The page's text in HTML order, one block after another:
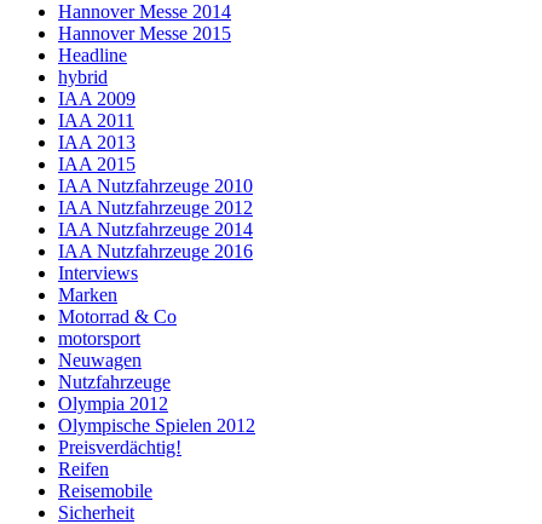
Hannover Messe 2014
Hannover Messe 2015
Headline
hybrid
IAA 2009
IAA 2011
IAA 2013
IAA 2015
IAA Nutzfahrzeuge 2010
IAA Nutzfahrzeuge 2012
IAA Nutzfahrzeuge 2014
IAA Nutzfahrzeuge 2016
Interviews
Marken
Motorrad & Co
motorsport
Neuwagen
Nutzfahrzeuge
Olympia 2012
Olympische Spielen 2012
Preisverdächtig!
Reifen
Reisemobile
Sicherheit